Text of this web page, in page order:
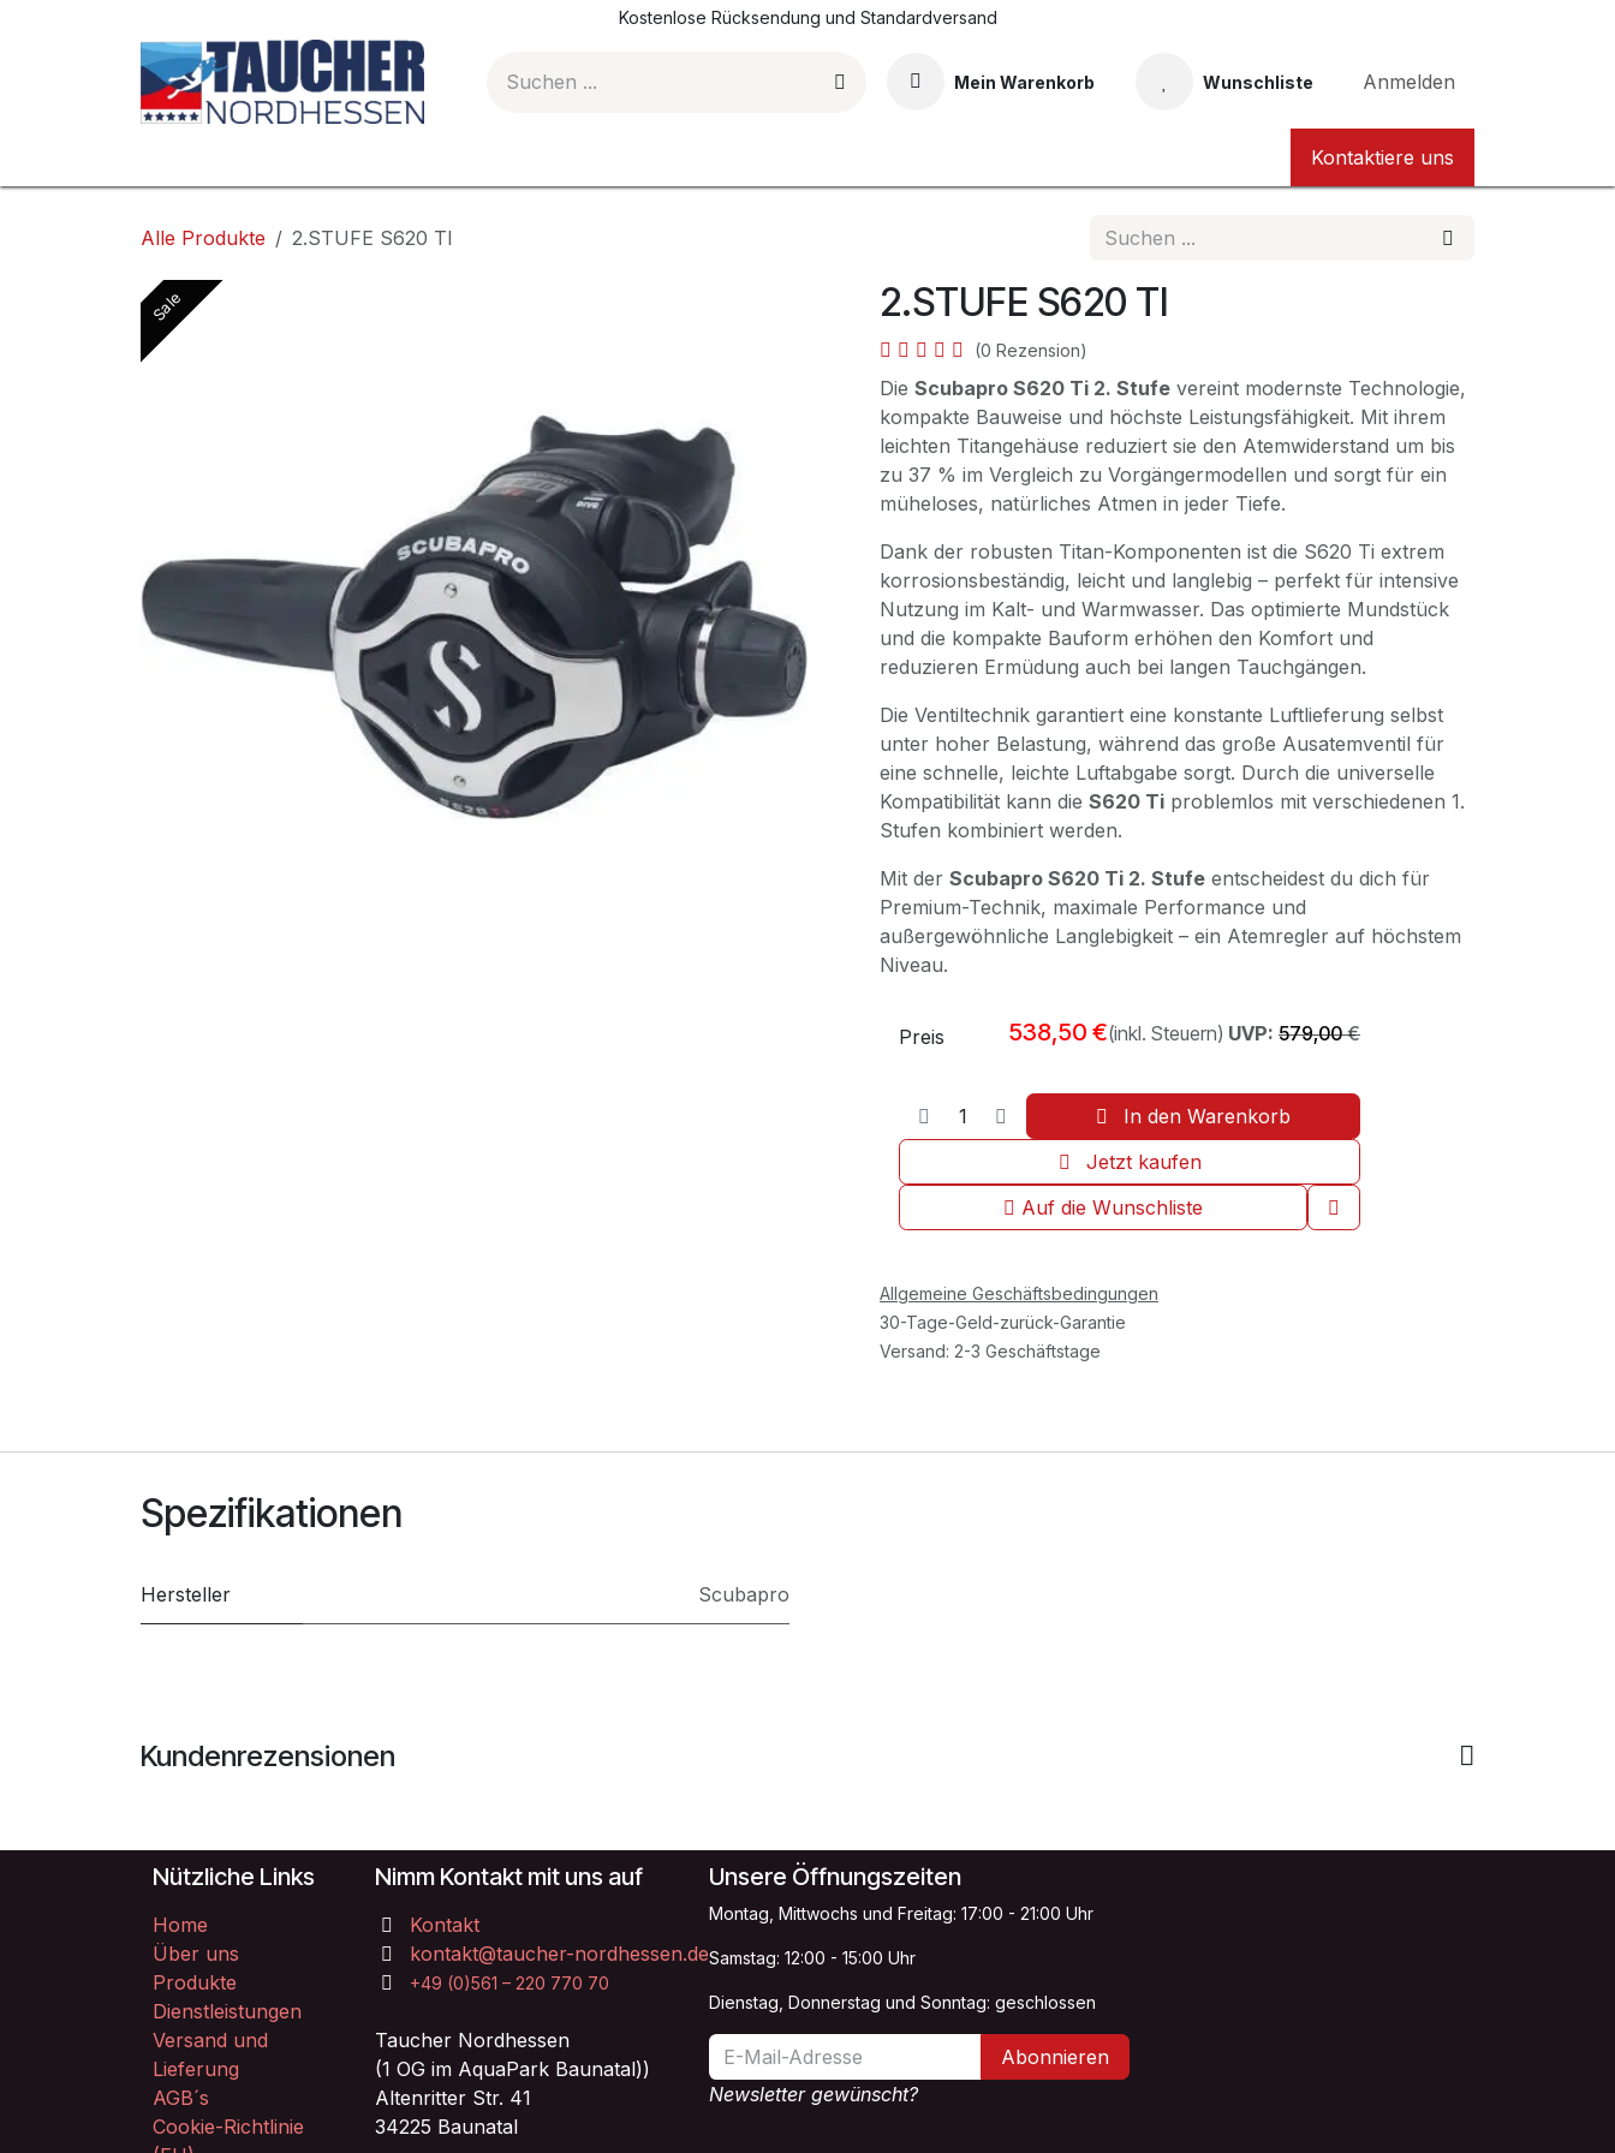
Kostenlose Rücksendung und Standardversand
Mein Warenkorb Wunschliste Anmelden
Taucher Nordhessen KarteKontaktiere uns
Alle Produkte 2.STUFE S620 TI
Sale 2.STUFE S620 TI
(0 Rezension)
Die Scubapro S620 Ti 2. Stufe vereint modernste Technologie,
kompakte Bauweise und höchste Leistungsfähigkeit. Mit ihrem
leichten Titangehäuse reduziert sie den Atemwiderstand um bis
zu 37 % im Vergleich zu Vorgängermodellen und sorgt für ein
müheloses, natürliches Atmen in jeder Tiefe.
Dank der robusten Titan-Komponenten ist die S620 Ti extrem
korrosionsbeständig, leicht und langlebig – perfekt für intensive
Nutzung im Kalt- und Warmwasser. Das optimierte Mundstück
und die kompakte Bauform erhöhen den Komfort und
reduzieren Ermüdung auch bei langen Tauchgängen.
Die Ventiltechnik garantiert eine konstante Luftlieferung selbst
unter hoher Belastung, während das große Ausatemventil für
eine schnelle, leichte Luftabgabe sorgt. Durch die universelle
Kompatibilität kann die S620 Ti problemlos mit verschiedenen 1.
Stufen kombiniert werden.
Mit der Scubapro S620 Ti 2. Stufe entscheidest du dich für
Premium-Technik, maximale Performance und
außergewöhnliche Langlebigkeit – ein Atemregler auf höchstem
Niveau.
In den Warenkorb
Jetzt kaufen
Auf die Wunschliste
Preis 538,50 €(inkl. Steuern) UVP: 579,00€
Allgemeine Geschäftsbedingungen
30-Tage-Geld-zurück-Garantie
Versand: 2-3 Geschäftstage
Spezifikationen
Hersteller Scubapro
Kundenrezensionen
Nützliche Links
Home
Über uns
Produkte
Dienstleistungen
Versand und
Lieferung
AGB´s
Cookie-Richtlinie
Nimm Kontakt mit uns auf
Kontakt
kontakt@taucher-nordhessen.de
+49 (0)561 – 220 770 70
Taucher Nordhessen
(1 OG im AquaPark Baunatal))
Altenritter Str. 41
34225 Baunatal
Unsere Öffnungszeiten
Montag, Mittwochs und Freitag: 17:00 - 21:00 Uhr
Samstag: 12:00 - 15:00 Uhr
Dienstag, Donnerstag und Sonntag: geschlossen
Abonnieren
Newsletter gewünscht?